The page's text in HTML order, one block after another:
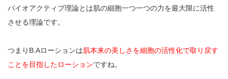
バイオアクティブ理論とは肌の細胞一つ一つの力を最大限に活性
させる理論です。
つまりB.Aローションは肌本来の美しさを細胞の活性化で取り戻す
ことを目指したローションですね。